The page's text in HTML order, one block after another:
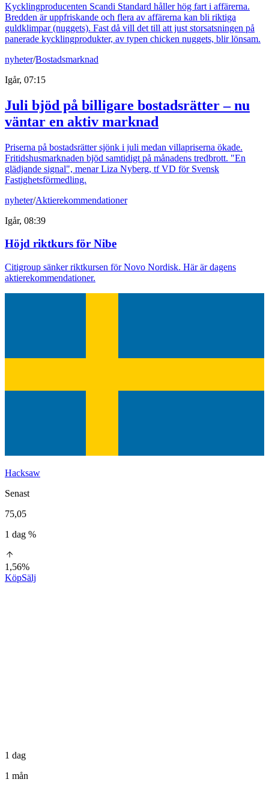
Kycklingproducenten Scandi Standard håller hög fart i affärerna.
Bredden är uppfriskande och flera av affärerna kan bli riktiga
guldklimpar (nuggets). Fast då vill det till att just storsatsningen på
panerade kycklingprodukter, av typen chicken nuggets, blir lönsam.
nyheter/Bostadsmarknad
Igår, 07:15
Juli bjöd på billigare bostadsrätter – nu
väntar en aktiv marknad
Priserna på bostadsrätter sjönk i juli medan villapriserna ökade.
Fritidshusmarknaden bjöd samtidigt på månadens tredbrott. "En
glädjande signal", menar Liza Nyberg, tf VD för Svensk
Fastighetsförmedling.
nyheter/Aktierekommendationer
Igår, 08:39
Höjd riktkurs för Nibe
Citigroup sänker riktkursen för Novo Nordisk. Här är dagens
aktierekommendationer.
Hacksaw
Senast
75,05
1 dag %
1,56%
KöpSälj
1 dag
1 mån